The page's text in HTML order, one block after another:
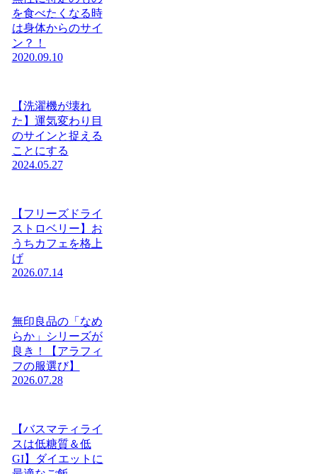
を食べたくなる時
は身体からのサイ
ン？！
2020.09.10
【洗濯機が壊れ
た】運気変わり目
のサインと捉える
ことにする
2024.05.27
【フリーズドライ
ストロベリー】お
うちカフェを格上
げ
2026.07.14
無印良品の「なめ
らか」シリーズが
良き！【アラフィ
フの服選び】
2026.07.28
【バスマティライ
スは低糖質＆低
GI】ダイエットに